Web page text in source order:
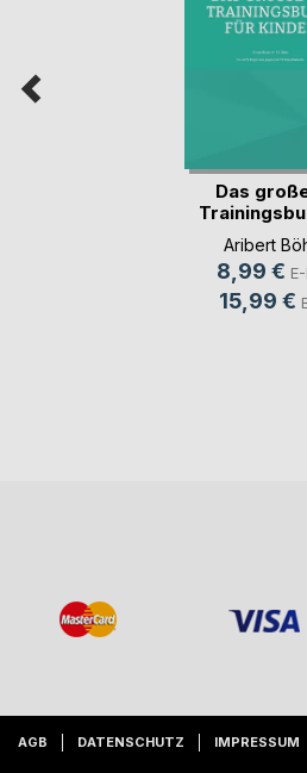
Das
Kinder
Aribert
8,99 €
15,99 €
AGB DATENSCHUTZ IMPRESSUM